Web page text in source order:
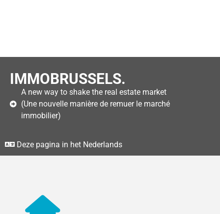
IMMOBRUSSELS.
A new way to shake the real estate market
(Une nouvelle manière de remuer le marché
immobilier)
Deze pagina in het Nederlands